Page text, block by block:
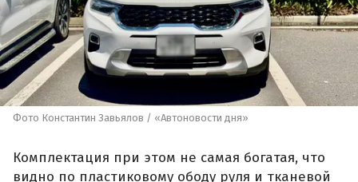
Фото Константин Завьялов / «Автоновости дня»
Комплектация при этом не самая богатая, что
видно по пластиковому ободу руля и тканевой